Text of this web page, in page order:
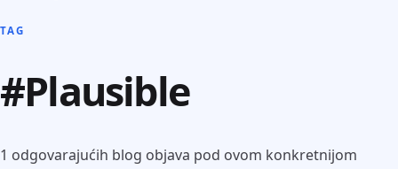
TAG
#Plausible
1 odgovarajućih blog objava pod ovom konkretnijom